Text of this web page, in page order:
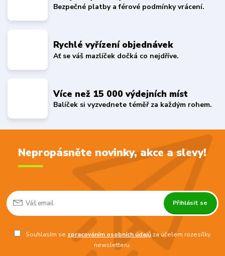
Bezpečné platby a férové podmínky vrácení.
Rychlé vyřízení objednávek
Ať se váš mazlíček dočká co nejdříve.
Více než 15 000 výdejních míst
Balíček si vyzvednete téměř za každým rohem.
Nepropásněte novinky, akce a slevy!
Přihlásit se
Souhlasím se zpracováním osobních údajů za účelem rozesílky
newsletteru.